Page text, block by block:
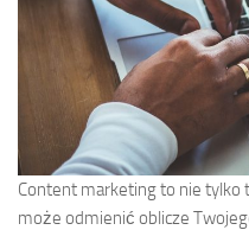
Content marketing to nie tylko
może odmienić oblicze